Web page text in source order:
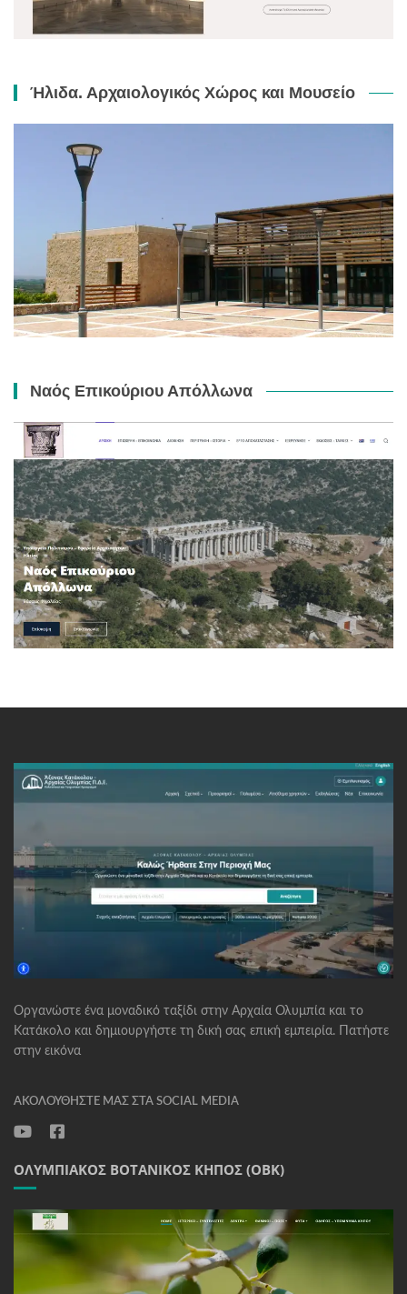
Ήλιδα. Αρχαιολογικός Χώρος και Μουσείο
Ναός Επικούριου Απόλλωνα
Οργανώστε ένα μοναδικό ταξίδι στην Αρχαία Ολυμπία και το
Κατάκολο και δημιουργήστε τη δική σας επική εμπειρία. Πατήστε
στην εικόνα
ΑΚΟΛΟΥΘΉΣΤΕ ΜΑΣ ΣΤΑ SOCIAL MEDIA
ΟΛΥΜΠΙΑΚΌΣ ΒΟΤΑΝΙΚΌΣ ΚΉΠΟΣ (ΟΒΚ)